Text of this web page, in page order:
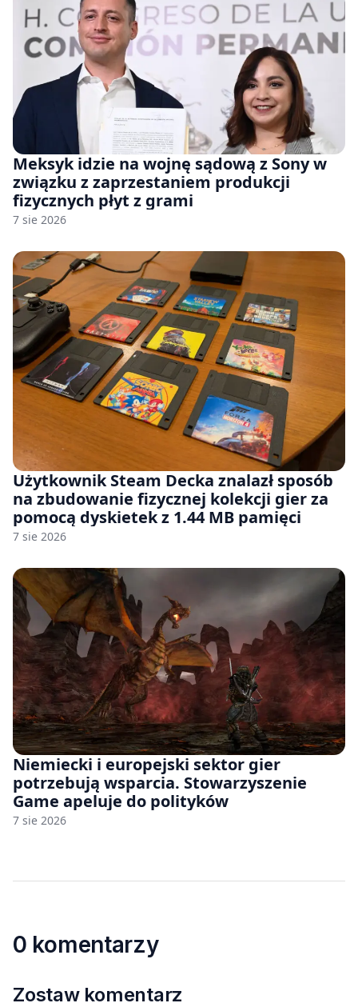
Meksyk idzie na wojnę sądową z Sony w
związku z zaprzestaniem produkcji
fizycznych płyt z grami
7 sie 2026
Użytkownik Steam Decka znalazł sposób
na zbudowanie fizycznej kolekcji gier za
pomocą dyskietek z 1.44 MB pamięci
7 sie 2026
Niemiecki i europejski sektor gier
potrzebują wsparcia. Stowarzyszenie
Game apeluje do polityków
7 sie 2026
0 komentarzy
Zostaw komentarz